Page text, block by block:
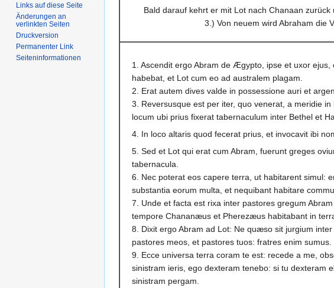
Bald darauf kehrt er mit Lot nach Chanaan
3.) Von neuem wird Abraham die
1. Ascendit ergo Abram de Ægypto, ipse et uxor
habebat, et Lot cum eo ad australem plagam.
2. Erat autem dives valde in possessione auri et
3. Reversusque est per iter, quo venerat, a meridie in
locum ubi prius fixerat tabernaculum inter Bethel et
4. In loco altaris quod fecerat prius, et invocavit ibi
5. Sed et Lot qui erat cum Abram, fuerunt greges
tabernacula.
6. Nec poterat eos capere terra, ut habitarent simul:
substantia eorum multa, et nequibant habitare
7. Unde et facta est rixa inter pastores gregum
tempore Chananæus et Pherezæus habitabant in
8. Dixit ergo Abram ad Lot: Ne quæso sit jurgium
pastores meos, et pastores tuos: fratres enim sumus.
9. Ecce universa terra coram te est: recede a me,
sinistram ieris, ego dexteram tenebo: si tu dexteram
sinistram pergam.
Links auf diese Seite
Änderungen an
verlinkten Seiten
Druckversion
Permanenter Link
Seiten­­informationen